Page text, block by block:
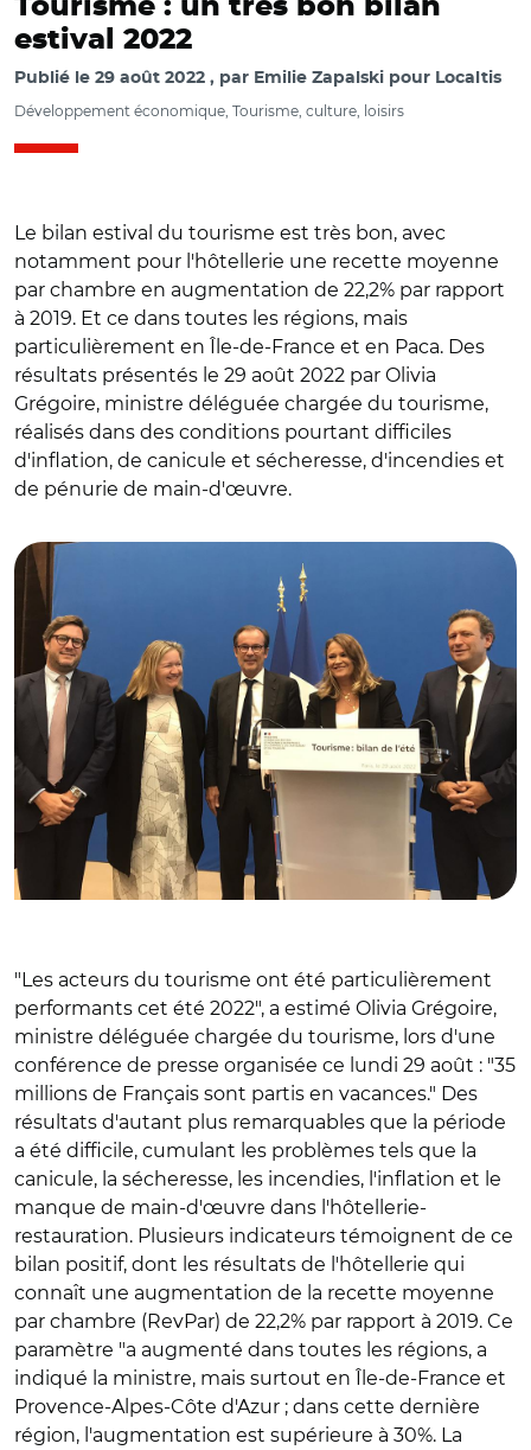
Tourisme : un très bon bilan
estival 2022
Publié le 29 août 2022 par Emilie Zapalski pour Localtis
Développement économique, Tourisme, culture, loisirs
Le bilan estival du tourisme est très bon, avec
notamment pour l'hôtellerie une recette moyenne
par chambre en augmentation de 22,2% par rapport
à 2019. Et ce dans toutes les régions, mais
particulièrement en Île-de-France et en Paca. Des
résultats présentés le 29 août 2022 par Olivia
Grégoire, ministre déléguée chargée du tourisme,
réalisés dans des conditions pourtant difficiles
d'inflation, de canicule et sécheresse, d'incendies et
de pénurie de main-d'œuvre.
© @atout_france/ Nicolas Dupas, Carole Leboucher,
"Les acteurs du tourisme ont été particulièrement
performants cet été 2022", a estimé Olivia Grégoire,
ministre déléguée chargée du tourisme, lors d'une
conférence de presse organisée ce lundi 29 août : "35
millions de Français sont partis en vacances." Des
résultats d'autant plus remarquables que la période
a été difficile, cumulant les problèmes tels que la
canicule, la sécheresse, les incendies, l'inflation et le
manque de main-d'œuvre dans l'hôtellerie-
restauration. Plusieurs indicateurs témoignent de ce
bilan positif, dont les résultats de l'hôtellerie qui
connaît une augmentation de la recette moyenne
par chambre (RevPar) de 22,2% par rapport à 2019. Ce
paramètre "a augmenté dans toutes les régions, a
indiqué la ministre, mais surtout en Île-de-France et
Provence-Alpes-Côte d'Azur ; dans cette dernière
région, l'augmentation est supérieure à 30%. La